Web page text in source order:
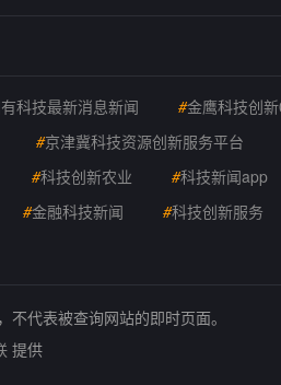
科技最新消息新闻 #金鹰科技创
#京津冀科技资源创新服务平台
#科技创新农业 #科技新闻app
#金融科技新闻 #科技创新服务
代表被查询网站的即时页面。
提供